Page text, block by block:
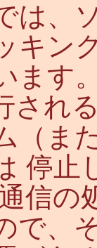
は、
キン
ます
され
（ま
停止
信の
で、